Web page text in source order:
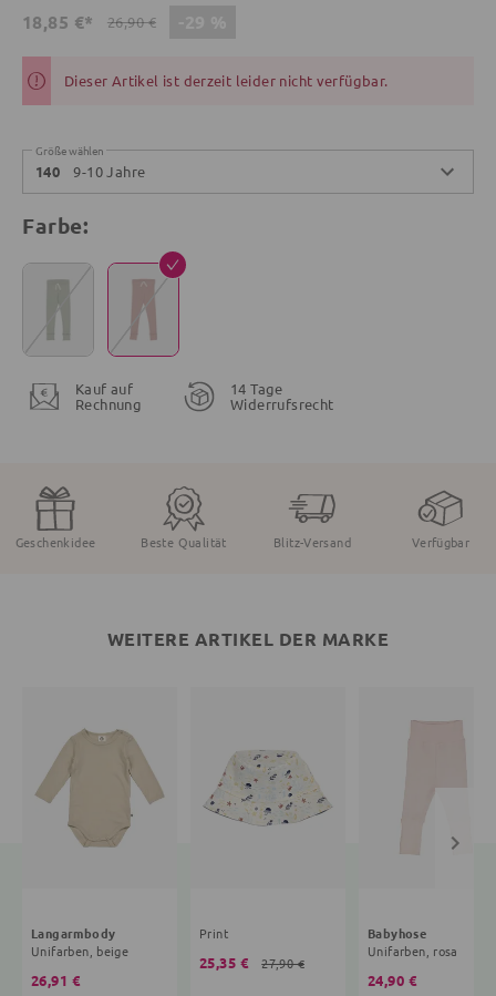
18,85 €* 26,90 €
Dieser Artikel ist derzeit leider nicht verfügbar.
Größe wählen
140 9-10 Jahre
Farbe:
Kauf auf
Rechnung
14 Tage
Widerrufsrecht
Geschenkidee Beste Qualität Blitz-Versand Verfügbar
WEITERE ARTIKEL DER MARKE
Langarmbody
Unifarben, beige
26,91 €
Print
25,35 € 27,90 €
Babyhose
Unifarben, rosa
24,90 €